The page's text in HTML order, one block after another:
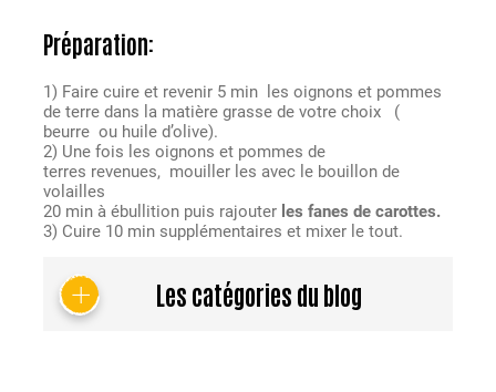
Préparation:
1) Faire cuire et revenir 5 min les oignons et pommes
de terre dans la matière grasse de votre choix (
beurre ou huile d’olive).
2) Une fois les oignons et pommes de
terres revenues, mouiller les avec le bouillon de
volailles
20 min à ébullition puis rajouter les fanes de carottes.
3) Cuire 10 min supplémentaires et mixer le tout.
Les catégories du blog